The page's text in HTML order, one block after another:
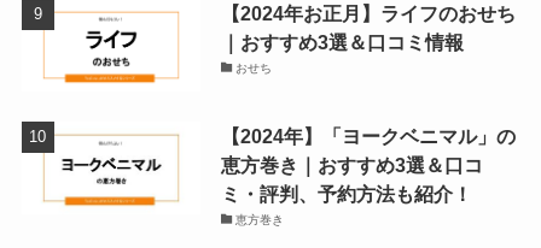
【2024年お正月】ライフのおせち
｜おすすめ3選＆口コミ情報
おせち
【2024年】「ヨークベニマル」の
恵方巻き｜おすすめ3選＆口コ
ミ・評判、予約方法も紹介！
恵方巻き